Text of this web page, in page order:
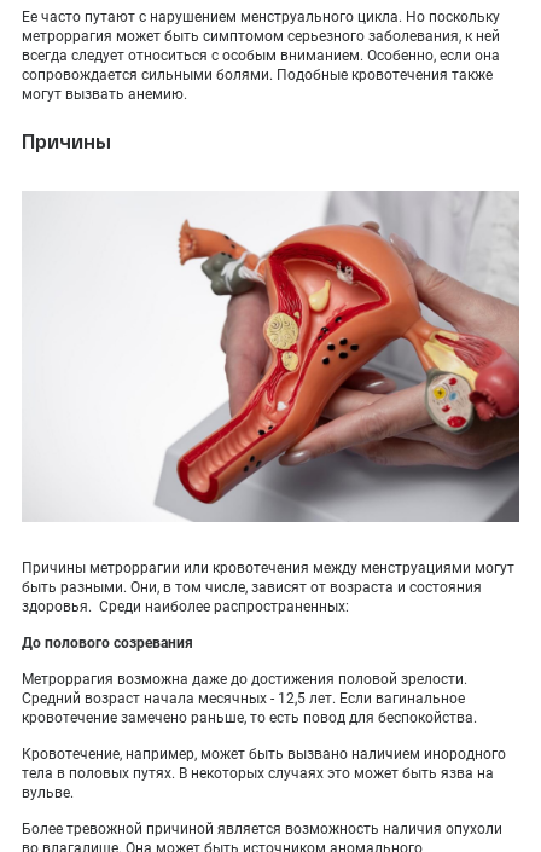
Ее часто путают с нарушением менструального цикла. Но поскольку
метроррагия может быть симптомом серьезного заболевания, к ней
всегда следует относиться с особым вниманием. Особенно, если она
сопровождается сильными болями. Подобные кровотечения также
могут вызвать анемию.
Причины
Причины метроррагии или кровотечения между менструациями могут
быть разными. Они, в том числе, зависят от возраста и состояния
здоровья. Среди наиболее распространенных:
До полового созревания
Метроррагия возможна даже до достижения половой зрелости.
Средний возраст начала месячных - 12,5 лет. Если вагинальное
кровотечение замечено раньше, то есть повод для беспокойства.
Кровотечение, например, может быть вызвано наличием инородного
тела в половых путях. В некоторых случаях это может быть язва на
вульве.
Более тревожной причиной является возможность наличия опухоли
во влагалище. Она может быть источником аномального